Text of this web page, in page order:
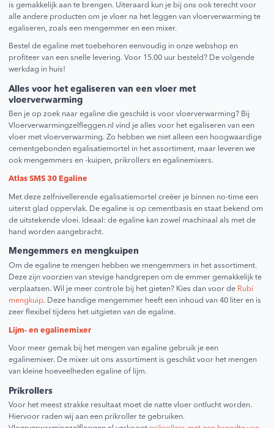
is gemakkelijk aan te brengen. Uiteraard kun je bij ons ook terecht voor
alle andere producten om je vloer na het leggen van vloerverwarming te
egaliseren, zoals een mengemmer en een mixer.
Bestel de egaline met toebehoren eenvoudig in onze webshop en
profiteer van een snelle levering. Voor 15.00 uur besteld? De volgende
werkdag in huis!
Alles voor het egaliseren van een vloer met
vloerverwarming
Ben je op zoek naar egaline die geschikt is voor vloerverwarming? Bij
Vloerverwarmingzelfleggen.nl vind je alles voor het egaliseren van een
vloer met vloerverwarming. Zo hebben we niet alleen een hoogwaardige
cementgebonden egalisatiemortel in het assortiment, maar leveren we
ook mengemmers en -kuipen, prikrollers en egalinemixers.
Atlas SMS 30 Egaline
Met deze zelfnivellerende egalisatiemortel creëer je binnen no-time een
uiterst glad oppervlak. De egaline is op cementbasis en staat bekend om
de uitstekende vloei. Ideaal: de egaline kan zowel machinaal als met de
hand worden aangebracht.
Mengemmers en mengkuipen
Om de egaline te mengen hebben we mengemmers in het assortiment.
Deze zijn voorzien van stevige handgrepen om de emmer gemakkelijk te
verplaatsen. Wil je meer controle bij het gieten? Kies dan voor de Rubi
mengkuip. Deze handige mengemmer heeft een inhoud van 40 liter en is
zeer flexibel tijdens het uitgieten van de egaline.
Lijm- en egalinemixer
Voor meer gemak bij het mengen van egaline gebruik je een
egalinemixer. De mixer uit ons assortiment is geschikt voor het mengen
van kleine hoeveelheden egaline of lijm.
Prikrollers
Voor het meest strakke resultaat moet de natte vloer ontlucht worden.
Hiervoor raden wij aan een prikroller te gebruiken.